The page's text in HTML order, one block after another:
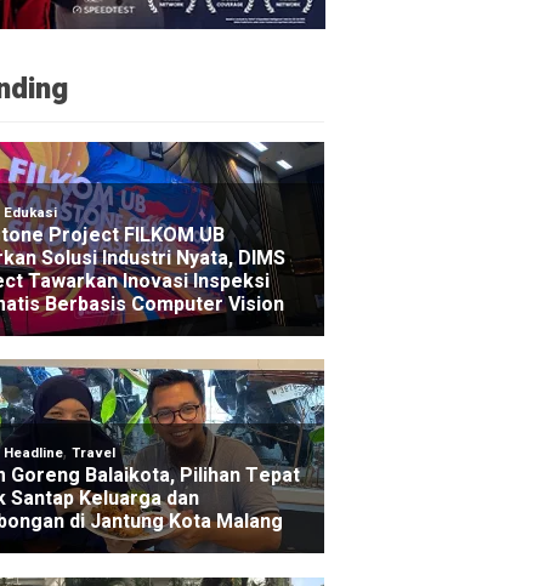
Jatim Bebaskan Tunggakan Pajak Motor Ojol